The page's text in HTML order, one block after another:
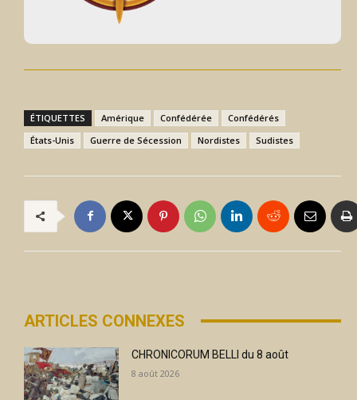
ÉTIQUETTES Amérique Confédérée
Confédérés
États-Unis
Guerre de Sécession Nordistes Sudistes
ARTICLES CONNEXES
CHRONICORUM BELLI du 8 août
8 août 2026